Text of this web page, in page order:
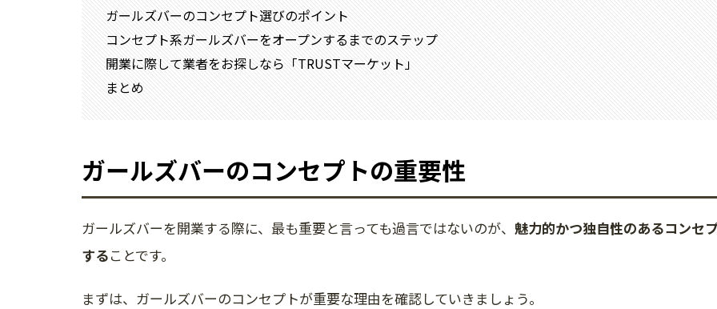
ガールズバーのコンセプト選びのポイント
コンセプト系ガールズバーをオープンするまでのステップ
開業に際して業者をお探しなら「TRUSTマーケット」
まとめ
ガールズバーのコンセプトの重要性
ガールズバーを開業する際に、最も重要と言っても過言ではないのが、 魅力的かつ独自性のあるコンセ
することです。
まずは、ガールズバーのコンセプトが重要な理由を確認していきましょう。